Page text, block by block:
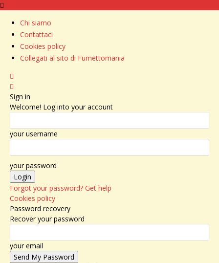
Chi siamo
Contattaci
Cookies policy
Collegati al sito di Fumettomania
Sign in
Welcome! Log into your account
your username
your password
Forgot your password? Get help
Cookies policy
Password recovery
Recover your password
your email